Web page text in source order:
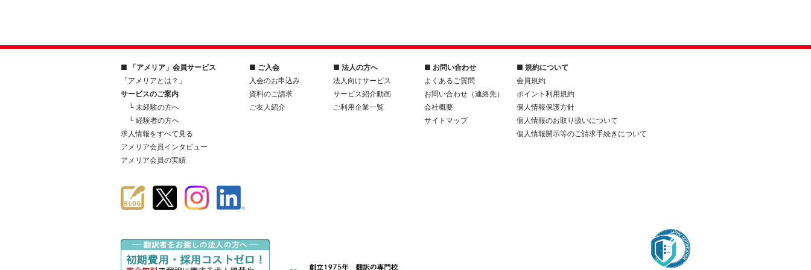
■ 「アメリア」会員サービス
「アメリアとは？」
サービスのご案内
└ 未経験の方へ
└ 経験者の方へ
求人情報をすべて見る
アメリア会員インタビュー
アメリア会員の実績
■ ご入会
入会のお申込み
資料のご請求
ご友人紹介
■ 法人の方へ
法人向けサービス
サービス紹介動画
ご利用企業一覧
■ お問い合わせ
よくあるご質問
お問い合わせ（連絡先）
会社概要
サイトマップ
■ 規約について
会員規約
ポイント利用規約
個人情報保護方針
個人情報のお取り扱いについて
個人情報開示等のご請求手続きについて